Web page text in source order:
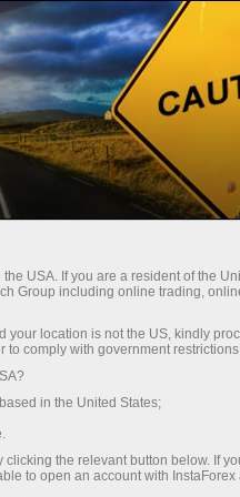
gacha kredit
yaxshi
biri,
va indekslar
qulay
USA. If you are a resident of the
Group including online trading,
your location is not the US, kindly
to comply with government
in the United States;
the relevant button below. If
to open an account with InstaForex